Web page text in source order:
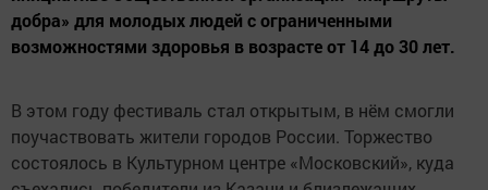
добра» для молодых людей с ограниченными
возможностями здоровья в возрасте от 14 до 30 лет.
В этом году фестиваль стал открытым, в нём смогли
поучаствовать жители городов России. Торжество
состоялось в Культурном центре «Московский», куда